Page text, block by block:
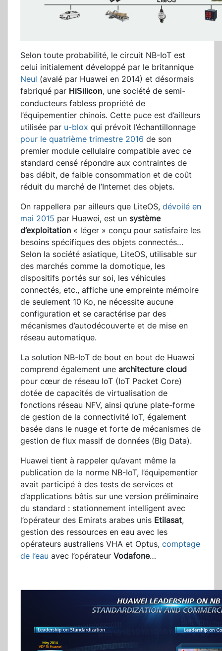
Selon toute probabilité, le circuit NB-IoT est
celui initialement développé par le britannique
Neul (avalé par Huawei en 2014) et désormais
fabriqué par HiSilicon, une société de semi-
conducteurs fabless propriété de
l’équipementier chinois. Cette puce est d’ailleurs
utilisée par u-blox qui prévoit l’échantillonnage
pour le quatrième trimestre 2016 de son
premier module cellulaire compatible avec ce
standard censé répondre aux contraintes de
bas débit, de faible consommation et de coût
réduit du marché de l’Internet des objets.
On rappellera par ailleurs que LiteOS, dévoilé en
mai 2015 par Huawei, est un système
d’exploitation « léger » conçu pour satisfaire les
besoins spécifiques des objets connectés…
Selon la société asiatique, LiteOS, utilisable sur
des marchés comme la domotique, les
dispositifs portés sur soi, les véhicules
connectés, etc., affiche une empreinte mémoire
de seulement 10 Ko, ne nécessite aucune
configuration et se caractérise par des
mécanismes d’autodécouverte et de mise en
réseau automatique.
La solution NB-IoT de bout en bout de Huawei
comprend également une architecture cloud
pour cœur de réseau IoT (IoT Packet Core)
dotée de capacités de virtualisation de
fonctions réseau NFV, ainsi qu’une plate-forme
de gestion de la connectivité IoT, également
basée dans le nuage et forte de mécanismes de
gestion de flux massif de données (Big Data).
Huawei tient à rappeler qu’avant même la
publication de la norme NB-IoT, l’équipementier
avait participé à des tests de services et
d’applications bâtis sur une version préliminaire
du standard : stationnement intelligent avec
l’opérateur des Emirats arabes unis Etilasat,
gestion des ressources en eau avec les
opérateurs australiens VHA et Optus, comptage
de l’eau avec l’opérateur Vodafone…